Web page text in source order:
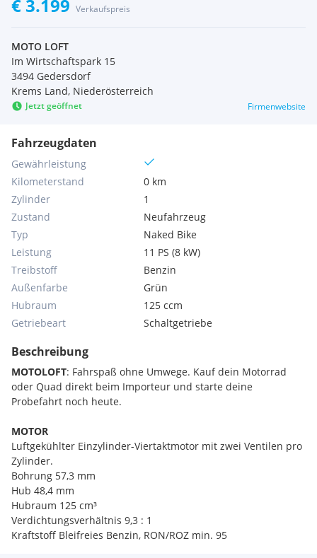
€ 3.199 Verkaufspreis
MOTO LOFT
Im Wirtschaftspark 15
3494 Gedersdorf
Krems Land, Niederösterreich
Jetzt geöffnet Firmenwebsite
Fahrzeugdaten
Gewährleistung
Kilometerstand
0 km
Zylinder
1
Zustand
Neufahrzeug
Typ
Naked Bike
Leistung
11 PS (8 kW)
Treibstoff
Benzin
Außenfarbe
Grün
Hubraum
125 ccm
Getriebeart
Schaltgetriebe
Beschreibung
MOTOLOFT: Fahrspaß ohne Umwege. Kauf dein Motorrad
oder Quad direkt beim Importeur und starte deine
Probefahrt noch heute.
MOTOR
Luftgekühlter Einzylinder-Viertaktmotor mit zwei Ventilen pro
Zylinder.
Bohrung 57,3 mm
Hub 48,4 mm
Hubraum 125 cm³
Verdichtungsverhältnis 9,3 : 1
Kraftstoff Bleifreies Benzin, RON/ROZ min. 95